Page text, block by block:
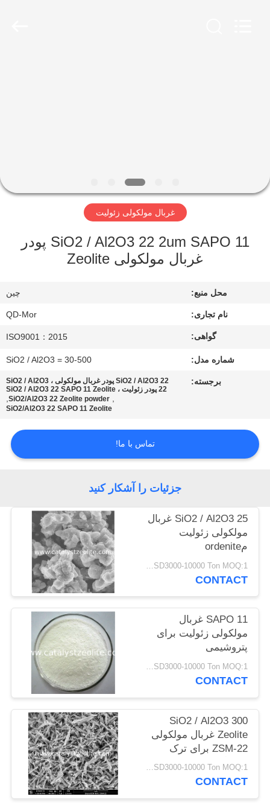
ما
کارخانه
کیفیت
اخبار
نقشه
سایت
PRIVACY
POLICY
غربال مولکولی زئولیت
SiO2 / Al2O3 22 2um SAPO 11 پودر
غربال مولکولی Zeolite
محل منبع: چین
نام تجاری: QD-Mor
گواهی: ISO9001：2015
شماره مدل: SiO2 / Al2O3 = 30-500
برجسته:
SiO2 / Al2O3 22 پودر غربال مولکولی ، SiO2 / Al2O3
22 پودر زئولیت ، SiO2 / Al2O3 22 SAPO 11 Zeolite
,
SiO2/Al2O3 22 Zeolite powder
,
SiO2/Al2O3 22 SAPO 11 Zeolite
تماس با ما!
جزئیات را آشکار کنید
SiO2 / Al2O3 25 غربال
مولکولی زئولیت
مordenite
USD3000-10000 Ton MOQ:1 کیلوگرم
CONTACT
SAPO 11 غربال
مولکولی زئولیت برای
پتروشیمی
USD3000-10000 Ton MOQ:1 کیلوگرم
CONTACT
SiO2 / Al2O3 300
Zeolite غربال مولکولی
ZSM-22 برای ترک
خوردگی کاتالیزوری
USD3000-10000 Ton MOQ:1 کیلوگرم
CONTACT